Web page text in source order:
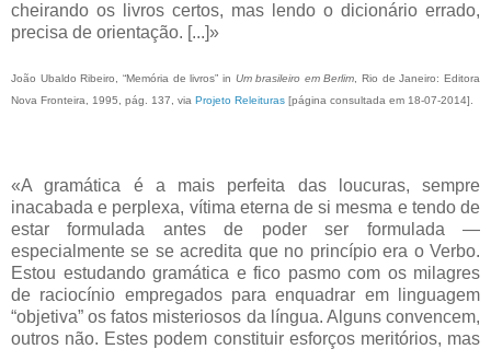
cheirando os livros certos, mas lendo o dicionário errado,
precisa de orientação. [...]»
João Ubaldo Ribeiro, “Memória de livros” in Um brasileiro em Berlim , Rio de Janeiro: Editora
Nova Fronteira, 1995, pág. 137, via Projeto Releituras [página consultada em 18-07-2014].
«A gramática é a mais perfeita das loucuras, sempre
inacabada e perplexa, vítima eterna de si mesma e tendo de
estar formulada antes de poder ser formulada —
especialmente se se acredita que no princípio era o Verbo.
Estou estudando gramática e fico pasmo com os milagres
de raciocínio empregados para enquadrar em linguagem
“objetiva” os fatos misteriosos da língua. Alguns convencem,
outros não. Estes podem constituir esforços meritórios, mas